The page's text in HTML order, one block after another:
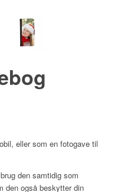
eller som en fotogave til
den samtidig som
den også beskytter din